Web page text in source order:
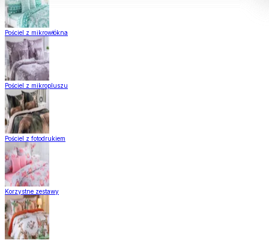
Pościel z mikrowłókna
Pościel z mikropluszu
Pościel z fotodrukiem
Korzystne zestawy